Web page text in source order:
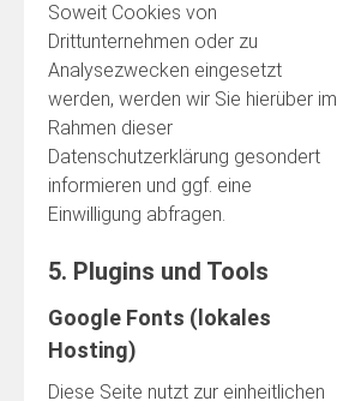
Soweit Cookies von
Drittunternehmen oder zu
Analysezwecken eingesetzt
werden, werden wir Sie hierüber im
Rahmen dieser
Datenschutzerklärung gesondert
informieren und ggf. eine
Einwilligung abfragen.
5. Plugins und Tools
Google Fonts (lokales
Hosting)
Diese Seite nutzt zur einheitlichen